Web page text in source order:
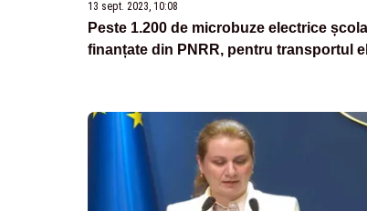
13 sept. 2023, 10:08
Peste 1.200 de microbuze electrice
finanțate din PNRR, pentru transportul